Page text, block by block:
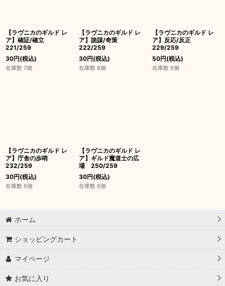
【ラヴニカのギルド レ
ア】確証/確立
221/259
30円(税込)
在庫数 7個
【ラヴニカのギルド レ
ア】詭謀/奇策
222/259
30円(税込)
在庫数 8個
【ラヴニカのギルド レ
ア】反応/反正
229/259
50円(税込)
在庫数 6個
【ラヴニカのギルド レ
ア】庁舎の歩哨
232/259
30円(税込)
在庫数 6個
【ラヴニカのギルド レ
ア】ギルド魔道士の広
場 250/259
30円(税込)
在庫数 6個
ホーム
ショッピングカート
マイページ
お気に入り